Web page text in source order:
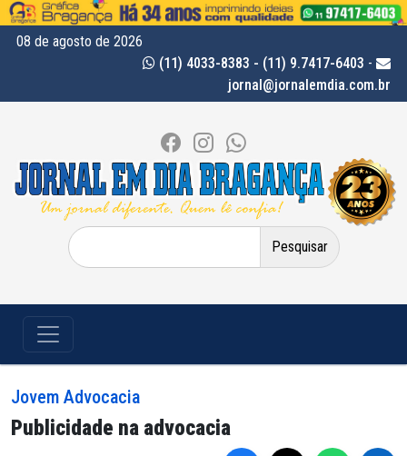
08 de agosto de 2026
(11) 4033-8383 - (11) 9.7417-6403 -
jornal@jornalemdia.com.br
Pesquisar
por:
Jovem Advocacia
Publicidade na advocacia